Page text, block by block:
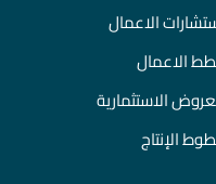
الاعمال
الاعمال
الاستثمارية
الإنتاج